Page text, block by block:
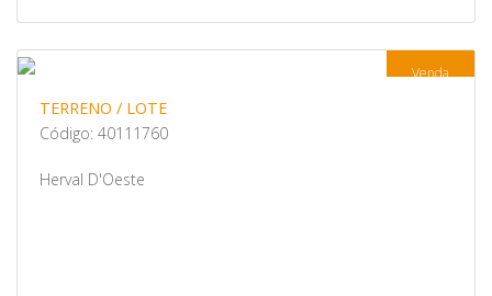
Venda
TERRENO / LOTE
Código: 40111760
Herval D'Oeste